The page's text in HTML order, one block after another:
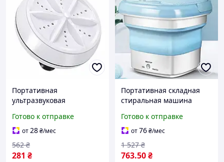
Портативная
ультразвуковая
мини машинка для
стирки YB-881 белья usb
Готово к отправке
от28₴/мес
281 ₴
562 ₴
Портативная складная
стиральная машина
стирки с озоновой
стерилизацией 200
оборотов 0.8 кг
Готово к отправке
от76₴/мес
763.50₴
1 527 ₴